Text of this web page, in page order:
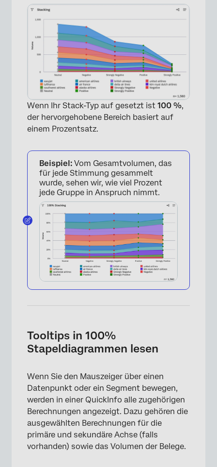
×
Wenn Ihr Stack-Typ auf gesetzt ist 100 %,
der hervorgehobene Bereich basiert auf
einem Prozentsatz.
Beispiel: Vom Gesamtvolumen, das
für jede Stimmung gesammelt
wurde, sehen wir, wie viel Prozent
jede Gruppe in Anspruch nimmt.
Tooltips in 100%
Stapeldiagrammen lesen
Wenn Sie den Mauszeiger über einen
Datenpunkt oder ein Segment bewegen,
werden in einer QuickInfo alle zugehörigen
Berechnungen angezeigt. Dazu gehören die
ausgewählten Berechnungen für die
primäre und sekundäre Achse (falls
vorhanden) sowie das Volumen der Belege.